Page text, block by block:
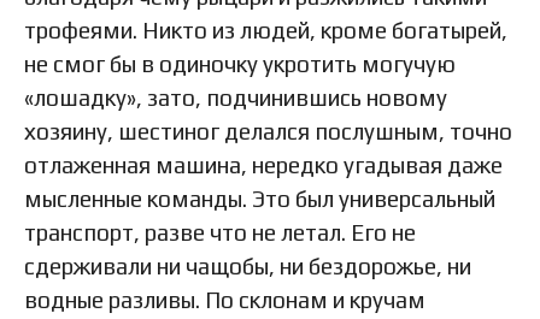
трофеями. Никто из людей, кроме богатырей,
не смог бы в одиночку укротить могучую
«лошадку», зато, подчинившись новому
хозяину, шестиног делался послушным, точно
отлаженная машина, нередко угадывая даже
мысленные команды. Это был универсальный
транспорт, разве что не летал. Его не
сдерживали ни чащобы, ни бездорожье, ни
водные разливы. По склонам и кручам